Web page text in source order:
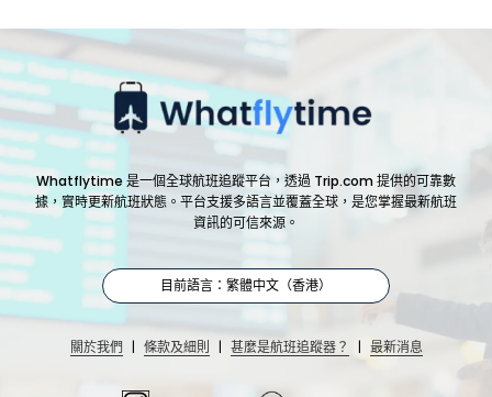
Whatflytime 是一個全球航班追蹤平台，透過 Trip.com 提供的可靠數
據，實時更新航班狀態。平台支援多語言並覆蓋全球，是您掌握最新航班
資訊的可信來源。
目前語言：繁體中文（香港）
關於我們 | 條款及細則 | 甚麼是航班追蹤器？ | 最新消息